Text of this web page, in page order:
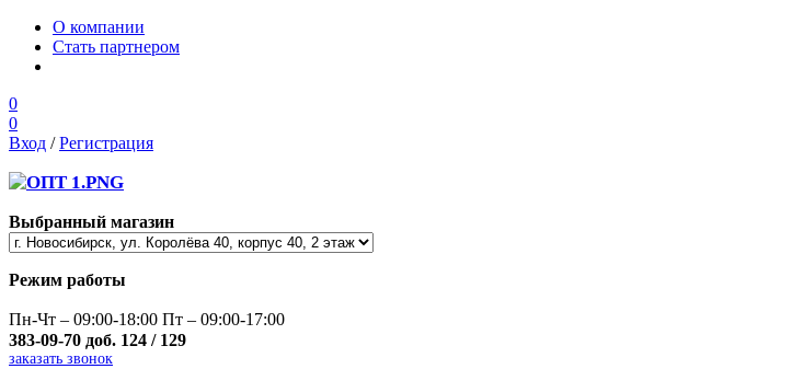
О компании
Стать партнером
0
0
Вход /Регистрация
Выбранный магазин
Режим работы
Пн-Чт – 09:00-18:00 Пт – 09:00-17:00
383-09-70 доб. 124 / 129
заказать звонок